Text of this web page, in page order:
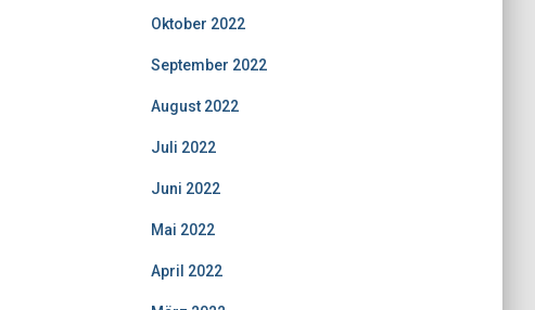
Oktober 2022
September 2022
August 2022
Juli 2022
Juni 2022
Mai 2022
April 2022